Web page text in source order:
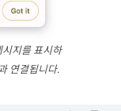
지를 표시하
연결됩니다.